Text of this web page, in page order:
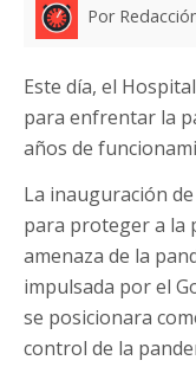
Por
Este día, el
para enfrentar la
años de
La inauguración
para proteger a la
amenaza de la
impulsada por el
se posicionara
control de la